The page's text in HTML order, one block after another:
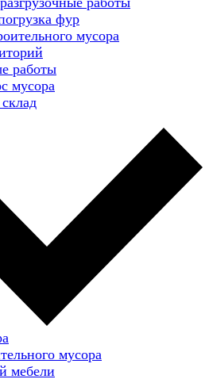
фур
мусора
работы
мусора
мусора
мебели